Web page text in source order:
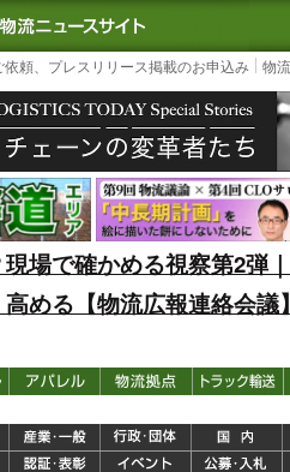
TODAY｜国内最大の物流ニュー
依頼、プレスリリース掲載のお申込み 物
場で確かめる視察第2弾
める【物流広報連絡会議